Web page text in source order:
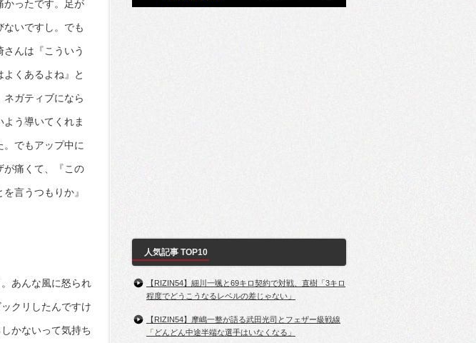
かったです。足が
ないですし。でも
さんは『こういう
よくあるよね』と
ネガティブになら
よう導いてくれま
。でもアップ中に
が痛くて、『この
言うつもりか』
。あんな風に怒られ
クリしたんですけ
しかないって気持ち
人気記事 TOP10
【RIZIN54】細川一颯と69キロ契約で対戦、直樹「3キロ
程度でどうこうなるレベルの差じゃない」
【RIZIN54】摩嶋一整が語る武田光司とフェザー級戦線
「どんどん中途半端な選手はいなくなる」